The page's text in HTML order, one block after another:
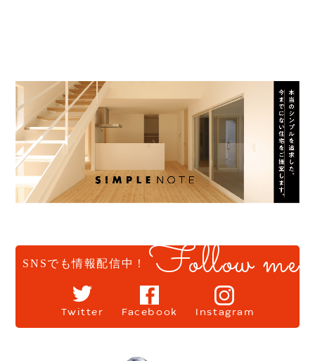
SNSでも情報配信中！ Follow me
Twitter Facebook Instagram